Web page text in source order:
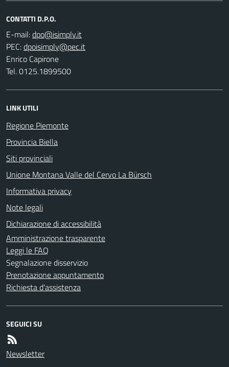
CONTATTI D.P.O.
E-mail:
PEC:
Enrico Capirone
Tel. 0125.1899500
LINK UTILI
Regione Piemonte
Provincia Biella
Siti provinciali
Unione Montana Valle del Cervo La Bürsch
Informativa privacy
Note legali
Dichiarazione di accessibilità
Amministrazione trasparente
Leggi le FAQ
Segnalazione disservizio
Prenotazione appuntamento
Richiesta d'assistenza
SEGUICI SU
Newsletter